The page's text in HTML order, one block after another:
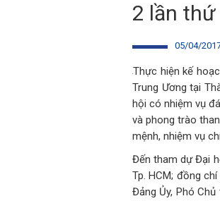
2 lần thứ
05/04/
Thực hiện kế
Trung Ương tại
hội có nhiệm vụ
và phong trào
mệnh, nhiệm vụ
Đến tham dự Đại
Tp. HCM; đồng
Đảng Ủy, Phó